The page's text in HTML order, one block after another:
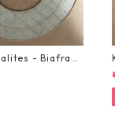
- Biafra